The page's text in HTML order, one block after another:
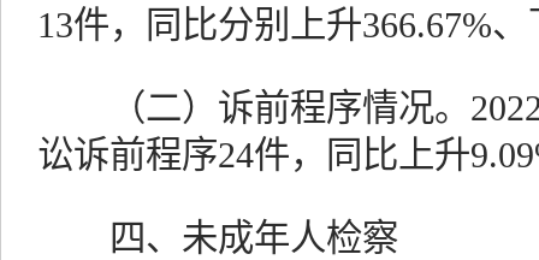
13件，同比分别上升366.67%
（二）诉前程序情况。2022
讼诉前程序24件，同比上升
四、未成年人检察